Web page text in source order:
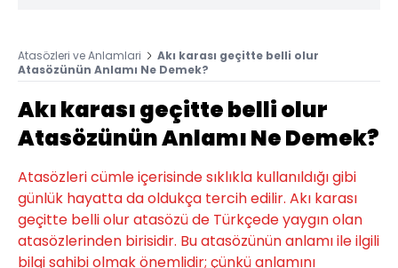
Atasözleri ve Anlamlari
Akı karası geçitte belli olur
Atasözünün Anlamı Ne Demek?
Akı karası geçitte belli olur
Atasözünün Anlamı Ne Demek?
Atasözleri cümle içerisinde sıklıkla kullanıldığı gibi
günlük hayatta da oldukça tercih edilir. Akı karası
geçitte belli olur atasözü de Türkçede yaygın olan
atasözlerinden birisidir. Bu atasözünün anlamı ile ilgili
bilgi sahibi olmak önemlidir; çünkü anlamını